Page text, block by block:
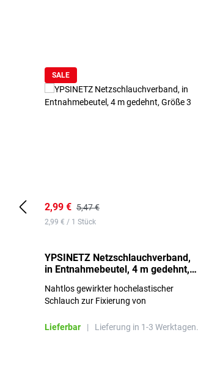
SALE
2,99 € 5,47 €
2,99 € / 1 Stück
YPSINETZ Netzschlauchverband,
in Entnahmebeutel, 4 m gedehnt,
Nahtlos gewirkter hochelastischer
Schlauch zur Fixierung von
Lieferbar
| Lieferung in 1-3 Werktagen.